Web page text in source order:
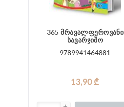
365 მრავალფეროვანი
სავარჯიშო
9789941464881
13,90 ₾